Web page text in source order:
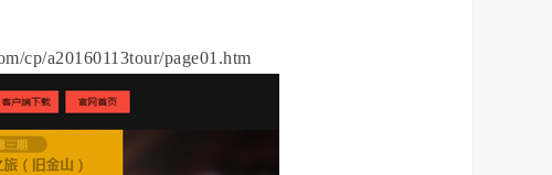
cp/a20160113tour/page01.htm